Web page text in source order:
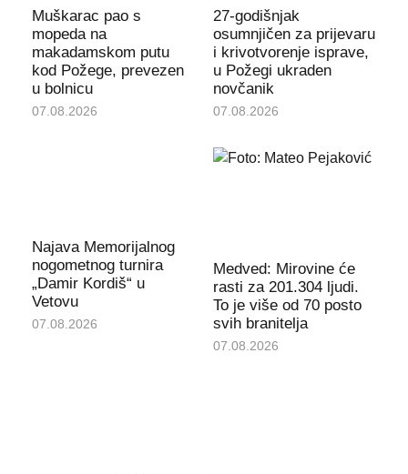
Muškarac pao s
mopeda na
makadamskom putu
kod Požege, prevezen
u bolnicu
07.08.2026
27-godišnjak
osumnjičen za prijevaru
i krivotvorenje isprave,
u Požegi ukraden
novčanik
07.08.2026
Najava Memorijalnog
nogometnog turnira
„Damir Kordiš“ u
Vetovu
07.08.2026
Medved: Mirovine će
rasti za 201.304 ljudi.
To je više od 70 posto
svih branitelja
07.08.2026